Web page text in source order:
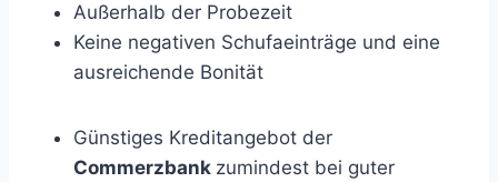
Außerhalb der Probezeit
Keine negativen Schufaeinträge und eine
ausreichende Bonität
Günstiges Kreditangebot der
Commerzbank zumindest bei guter